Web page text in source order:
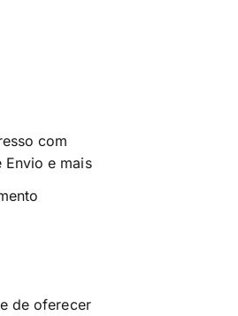
com
Envio e mais
de oferecer